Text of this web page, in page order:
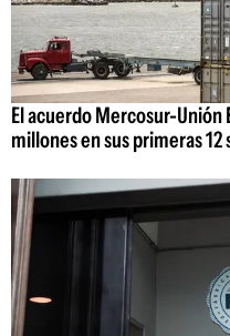
El acuerdo Mercosur-Unión
millones en sus primeras